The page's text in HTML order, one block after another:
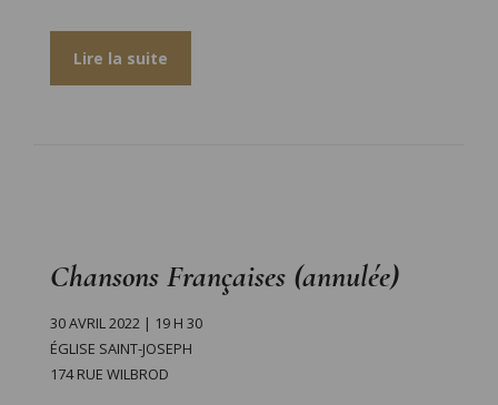
Lire la suite
Chansons Françaises (annulée)
30 AVRIL 2022 | 19 H 30
ÉGLISE SAINT-JOSEPH
174 RUE WILBROD